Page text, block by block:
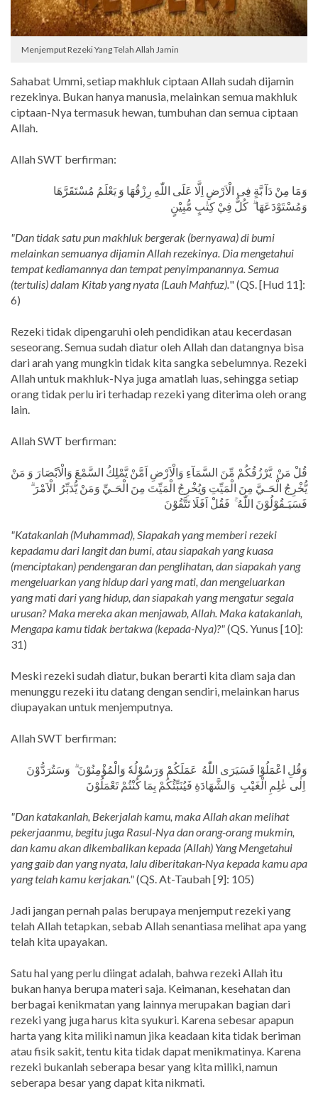
Menjemput Rezeki Yang Telah Allah Jamin
Sahabat Ummi, setiap makhluk ciptaan Allah sudah dijamin
rezekinya. Bukan hanya manusia, melainkan semua makhluk
ciptaan-Nya termasuk hewan, tumbuhan dan semua ciptaan
Allah.
Allah SWT berfirman:
وَمَا مِنْ دَآ بَّةٍ فِى الْاَرْضِ اِلَّا عَلَى اللّٰهِ رِزْقُهَا وَ يَعْلَمُ مُسْتَقَرَّهَا
وَمُسْتَوْدَعَهَا ۗ كُلٌّ فِيْ كِتٰبٍ مُّبِيْنٍ
"Dan tidak satu pun makhluk bergerak (bernyawa) di bumi
melainkan semuanya dijamin Allah rezekinya. Dia mengetahui
tempat kediamannya dan tempat penyimpanannya. Semua
(tertulis) dalam Kitab yang nyata (Lauh Mahfuz)." (QS. [Hud 11]:
6)
Rezeki tidak dipengaruhi oleh pendidikan atau kecerdasan
seseorang. Semua sudah diatur oleh Allah dan datangnya bisa
dari arah yang mungkin tidak kita sangka sebelumnya. Rezeki
Allah untuk makhluk-Nya juga amatlah luas, sehingga setiap
orang tidak perlu iri terhadap rezeki yang diterima oleh orang
lain.
Allah SWT berfirman:
قُلْ مَنْ يَّرْزُقُكُمْ مِّنَ السَّمَآءِ وَالْاَرْضِ اَمَّنْ يَّمْلِكُ السَّمْعَ وَالْاَبْصَارَ وَ مَنْ
يُّخْرِجُ الْحَـيَّ مِنَ الْمَيِّتِ وَيُخْرِجُ الْمَيِّتَ مِنَ الْحَـيِّ وَمَنْ يُّدَبِّرُ الْاَمْرَ ۗ
فَسَيَـقُوْلُوْنَ اللّٰهُ ۚ فَقُلْ اَفَلَا تَتَّقُوْنَ
"Katakanlah (Muhammad), Siapakah yang memberi rezeki
kepadamu dari langit dan bumi, atau siapakah yang kuasa
(menciptakan) pendengaran dan penglihatan, dan siapakah yang
mengeluarkan yang hidup dari yang mati, dan mengeluarkan
yang mati dari yang hidup, dan siapakah yang mengatur segala
urusan? Maka mereka akan menjawab, Allah. Maka katakanlah,
Mengapa kamu tidak bertakwa (kepada-Nya)?"(QS. Yunus [10]:
31)
Meski rezeki sudah diatur, bukan berarti kita diam saja dan
menunggu rezeki itu datang dengan sendiri, melainkan harus
diupayakan untuk menjemputnya.
Allah SWT berfirman:
وَقُلِ اعْمَلُوْا فَسَيَرَى اللّٰهُ عَمَلَكُمْ وَرَسُوْلُهٗ وَالْمُؤْمِنُوْنَ ۗ وَسَتُرَدُّوْنَ
"Dan katakanlah, Bekerjalah kamu, maka Allah akan melihat
pekerjaanmu, begitu juga Rasul-Nya dan orang-orang mukmin,
dan kamu akan dikembalikan kepada (Allah) Yang Mengetahui
yang gaib dan yang nyata, lalu diberitakan-Nya kepada kamu apa
yang telah kamu kerjakan."(QS. At-Taubah [9]: 105)
Jadi jangan pernah palas berupaya menjemput rezeki yang
telah Allah tetapkan, sebab Allah senantiasa melihat apa yang
telah kita upayakan.
Satu hal yang perlu diingat adalah, bahwa rezeki Allah itu
bukan hanya berupa materi saja. Keimanan, kesehatan dan
berbagai kenikmatan yang lainnya merupakan bagian dari
rezeki yang juga harus kita syukuri. Karena sebesar apapun
harta yang kita miliki namun jika keadaan kita tidak beriman
atau fisik sakit, tentu kita tidak dapat menikmatinya. Karena
rezeki bukanlah seberapa besar yang kita miliki, namun
seberapa besar yang dapat kita nikmati.